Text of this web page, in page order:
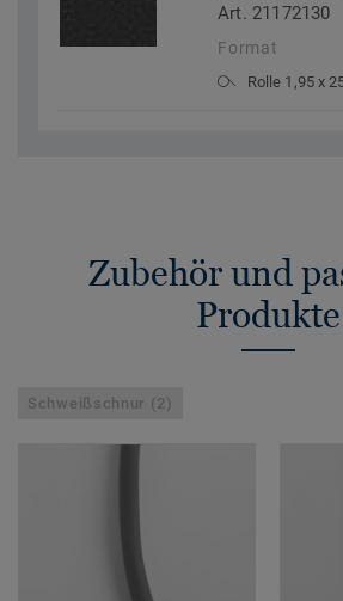
Art. 21172130
Format
Rolle 1,95 x
Zubehör und
Produkte
Schweißschnur (2)